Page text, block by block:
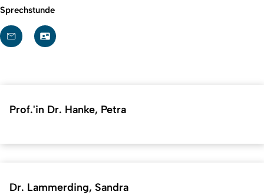
Sprechstunde
Prof.'in Dr. Hanke, Petra
Dr. Lammerding, Sandra